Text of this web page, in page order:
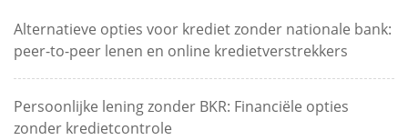
Alternatieve opties voor krediet zonder nationale bank:
peer-to-peer lenen en online kredietverstrekkers
Persoonlijke lening zonder BKR: Financiële opties
zonder kredietcontrole